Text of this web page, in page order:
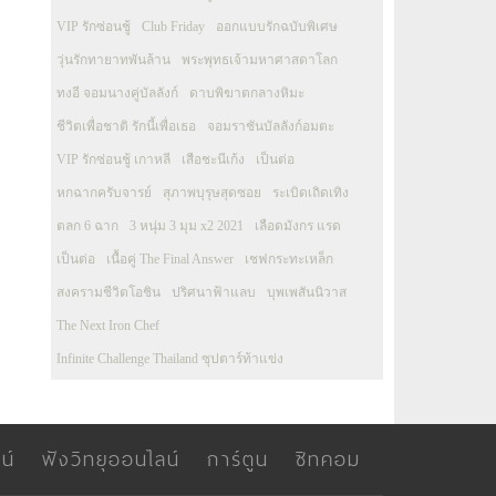
VIP รักซ่อนชู้ Club Friday ออกแบบรักฉบับพิเศษ
วุ่นรักทายาทพันล้าน พระพุทธเจ้ามหาศาสดาโลก
ทงอี จอมนางคู่บัลลังก์ ดาบพิฆาตกลางหิมะ
ชีวิตเพื่อชาติ รักนี้เพื่อเธอ จอมราชันบัลลังก์อมตะ
VIP รักซ่อนชู้ เกาหลี เสือชะนีเก้ง เป็นต่อ
หกฉากครับจารย์ สุภาพบุรุษสุดซอย ระเบิดเถิดเทิง
ตลก 6 ฉาก 3 หนุ่ม 3 มุม x2 2021 เลือดมังกร แรด
เป็นต่อ เนื้อคู่ The Final Answer เชฟกระทะเหล็ก
สงครามชีวิตโอชิน ปริศนาฟ้าแลบ บุพเพสันนิวาส
The Next Iron Chef
Infinite Challenge Thailand ซุปตาร์ท้าแข่ง
ฟังวิทยุออนไลน์ การ์ตูน ซิทคอม